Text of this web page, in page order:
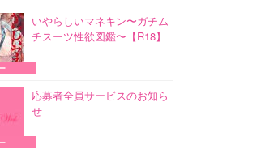
いやらしいマネキン〜ガチム
チスーツ性欲図鑑〜【R18】
応募者全員サービスのお知ら
せ